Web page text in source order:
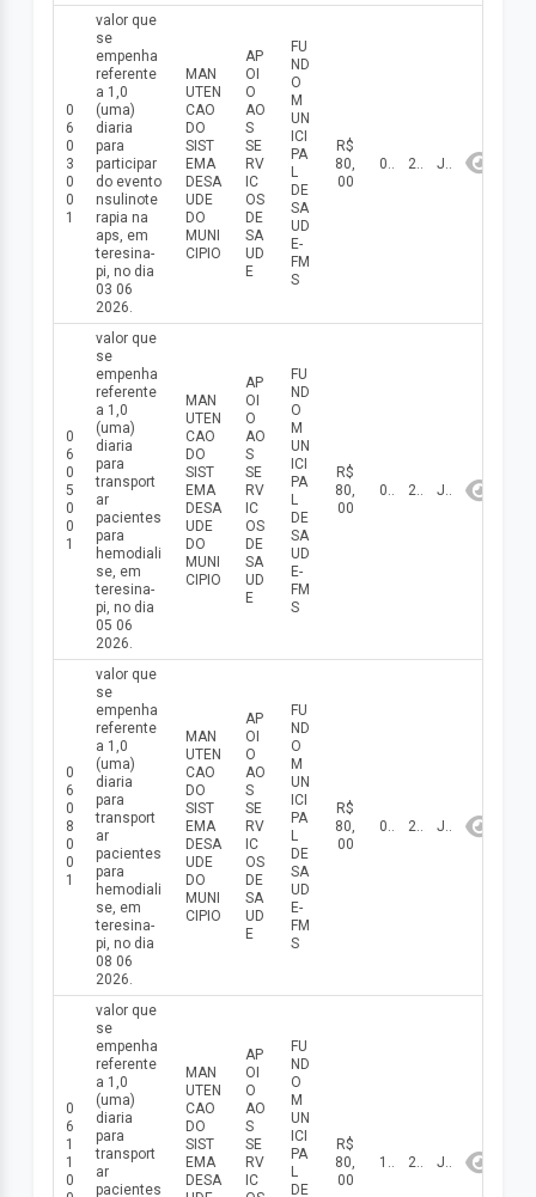
0
6
0
3
0
0
1
valor que
se
empenha
referente
a 1,0
(uma)
diaria
para
participar
do evento
nsulinote
rapia na
aps, em
teresina-
pi, no dia
03 06
2026.
MAN
UTEN
CAO
DO
SIST
EMA
DESA
UDE
DO
MUNI
CIPIO
AP
OI
O
AO
S
SE
RV
IC
OS
DE
SA
UD
E
FU
ND
O
M
UN
ICI
PA
L
DE
SA
UD
E-
FM
S
R$
80,
00
03/06/2026 2026 Junho
0
6
0
5
0
0
1
valor que
se
empenha
referente
a 1,0
(uma)
diaria
para
transport
ar
pacientes
para
hemodiali
se, em
teresina-
pi, no dia
05 06
2026.
MAN
UTEN
CAO
DO
SIST
EMA
DESA
UDE
DO
MUNI
CIPIO
AP
OI
O
AO
S
SE
RV
IC
OS
DE
SA
UD
E
FU
ND
O
M
UN
ICI
PA
L
DE
SA
UD
E-
FM
S
R$
80,
00
05/06/2026 2026 Junho
0
6
0
8
0
0
1
valor que
se
empenha
referente
a 1,0
(uma)
diaria
para
transport
ar
pacientes
para
hemodiali
se, em
teresina-
pi, no dia
08 06
2026.
MAN
UTEN
CAO
DO
SIST
EMA
DESA
UDE
DO
MUNI
CIPIO
AP
OI
O
AO
S
SE
RV
IC
OS
DE
SA
UD
E
FU
ND
O
M
UN
ICI
PA
L
DE
SA
UD
E-
FM
S
R$
80,
00
08/06/2026 2026 Junho
0
6
1
1
0
valor que
se
empenha
referente
a 1,0
(uma)
diaria
para
transport
ar
pacientes
MAN
UTEN
CAO
DO
SIST
EMA
DESA
AP
OI
O
AO
S
SE
RV
IC
FU
ND
O
M
UN
ICI
PA
L
DE
R$
80,
00
11/06/2026 2026 Junho